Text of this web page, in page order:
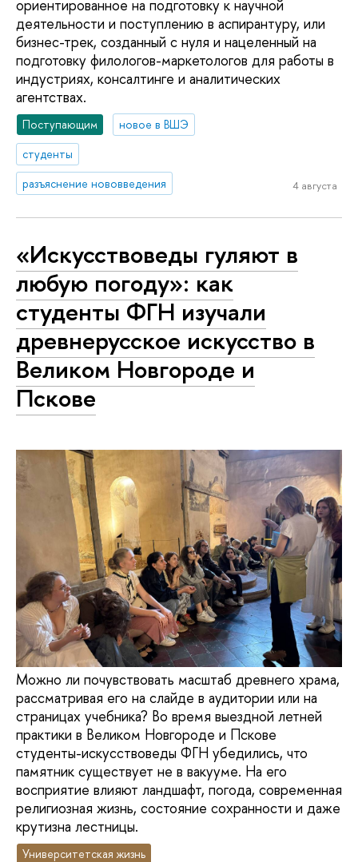
ориентированное на подготовку к научной
деятельности и поступлению в аспирантуру, или
бизнес-трек, созданный с нуля и нацеленный на
подготовку филологов-маркетологов для работы в
индустриях, консалтинге и аналитических
агентствах.
Поступающим
новое в ВШЭ
студенты
разъяснение нововведения
4 августа
«Искусствоведы гуляют в
любую погоду»: как
студенты ФГН изучали
древнерусское искусство в
Великом Новгороде и
Пскове
Можно ли почувствовать масштаб древнего храма,
рассматривая его на слайде в аудитории или на
страницах учебника? Во время выездной летней
практики в Великом Новгороде и Пскове
студенты-искусствоведы ФГН убедились, что
памятник существует не в вакууме. На его
восприятие влияют ландшафт, погода, современная
религиозная жизнь, состояние сохранности и даже
крутизна лестницы.
Университетская жизнь